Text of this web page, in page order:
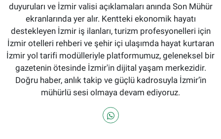
duyuruları ve İzmir valisi açıklamaları anında Son Mühür
ekranlarında yer alır. Kentteki ekonomik hayatı
destekleyen İzmir iş ilanları, turizm profesyonelleri için
İzmir otelleri rehberi ve şehir içi ulaşımda hayat kurtaran
İzmir yol tarifi modülleriyle platformumuz, geleneksel bir
gazetenin ötesinde İzmir'in dijital yaşam merkezidir.
Doğru haber, anlık takip ve güçlü kadrosuyla İzmir’in
mühürlü sesi olmaya devam ediyoruz.